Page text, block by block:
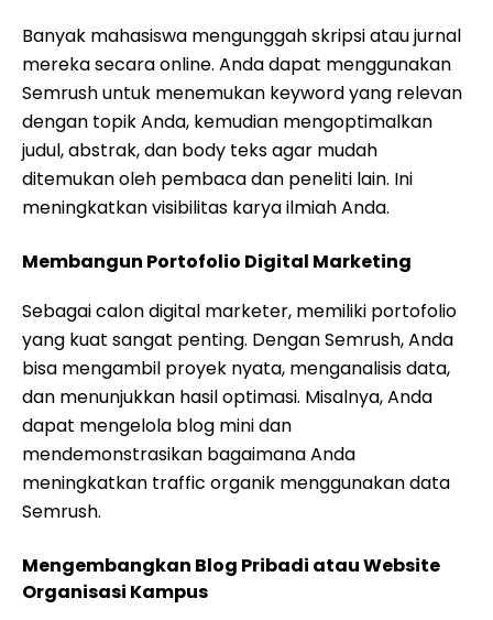
Banyak mahasiswa mengunggah skripsi atau jurnal
mereka secara online. Anda dapat menggunakan
Semrush untuk menemukan keyword yang relevan
dengan topik Anda, kemudian mengoptimalkan
judul, abstrak, dan body teks agar mudah
ditemukan oleh pembaca dan peneliti lain. Ini
meningkatkan visibilitas karya ilmiah Anda.
Membangun Portofolio Digital Marketing
Sebagai calon digital marketer, memiliki portofolio
yang kuat sangat penting. Dengan Semrush, Anda
bisa mengambil proyek nyata, menganalisis data,
dan menunjukkan hasil optimasi. Misalnya, Anda
dapat mengelola blog mini dan
mendemonstrasikan bagaimana Anda
meningkatkan traffic organik menggunakan data
Semrush.
Mengembangkan Blog Pribadi atau Website
Organisasi Kampus